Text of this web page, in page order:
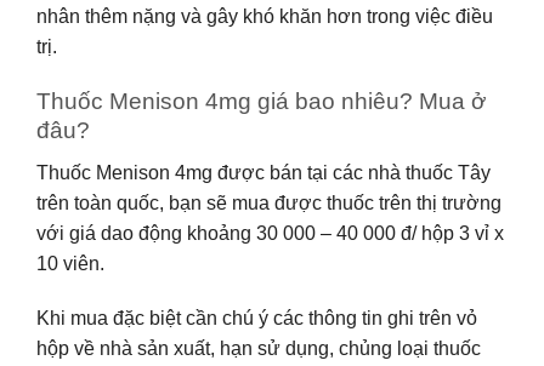
nhân thêm nặng và gây khó khăn hơn trong việc điều
trị.
Thuốc Menison 4mg giá bao nhiêu? Mua ở
đâu?
Thuốc Menison 4mg được bán tại các nhà thuốc Tây
trên toàn quốc, bạn sẽ mua được thuốc trên thị trường
với giá dao động khoảng 30 000 – 40 000 đ/ hộp 3 vỉ x
10 viên.
Khi mua đặc biệt cần chú ý các thông tin ghi trên vỏ
hộp về nhà sản xuất, hạn sử dụng, chủng loại thuốc